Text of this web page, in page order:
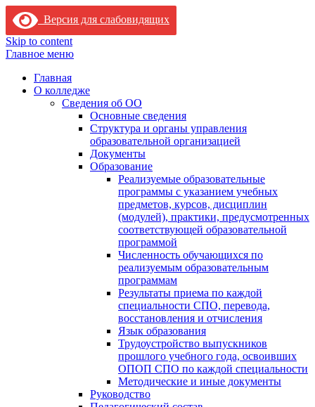
Версия для слабовидящих
Skip to content
Главное меню
Главная
О колледже
Сведения об ОО
Основные сведения
Структура и органы управления
образовательной организацией
Документы
Образование
Реализуемые образовательные
программы с указанием учебных
предметов, курсов, дисциплин
(модулей), практики, предусмотренных
соответствующей образовательной
программой
Численность обучающихся по
реализуемым образовательным
программам
Результаты приема по каждой
специальности СПО, перевода,
восстановления и отчисления
Язык образования
Трудоустройство выпускников
прошлого учебного года, освоивших
ОПОП СПО по каждой специальности
Методические и иные документы
Руководство